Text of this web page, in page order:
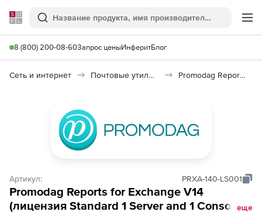
Softline
Поиск
8 (800) 200-08-60Запрос ценыИнферитБлог
Сеть и интернет Почтовые утилиты Promodag Reports for Exchange
Артикул: PRXA-140-LS001
Promodag Reports for Exchange V14
(лицензия Standard 1 Server and 1 Consoleеще